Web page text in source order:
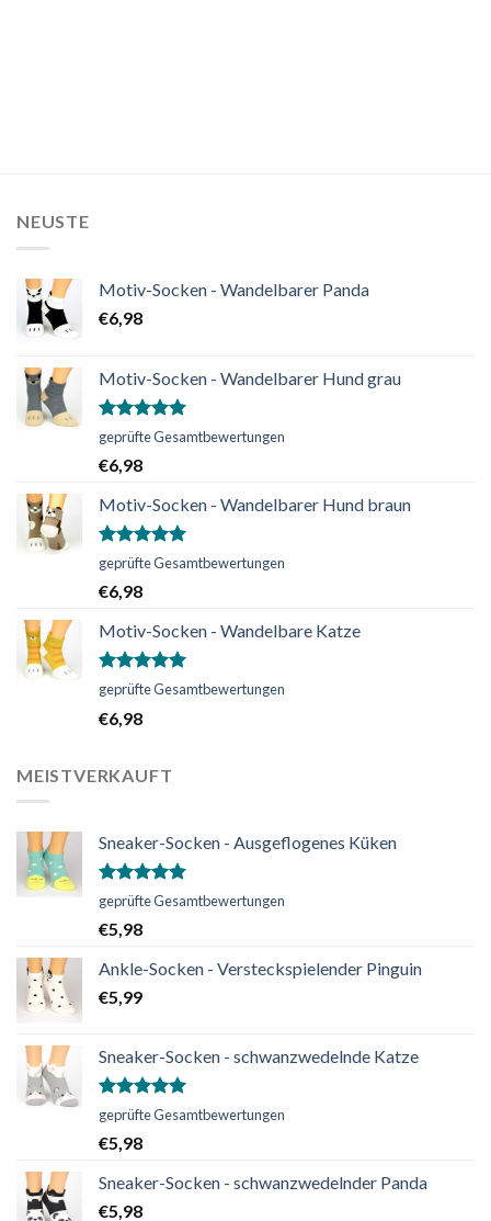
NEUSTE
Motiv-Socken - Wandelbarer Panda
€6,98
Motiv-Socken - Wandelbarer Hund grau
Bewertet
von 5
geprüfte Gesamtbewertungen
€6,98
Motiv-Socken - Wandelbarer Hund braun
Bewertet
von 5
geprüfte Gesamtbewertungen
€6,98
Motiv-Socken - Wandelbare Katze
Bewertet
von 5
geprüfte Gesamtbewertungen
€6,98
MEISTVERKAUFT
Sneaker-Socken - Ausgeflogenes Küken
Bewertet
von 5
geprüfte Gesamtbewertungen
€5,98
Ankle-Socken - Versteckspielender Pinguin
€5,99
Sneaker-Socken - schwanzwedelnde Katze
Bewertet
von 5
geprüfte Gesamtbewertungen
€5,98
Sneaker-Socken - schwanzwedelnder Panda
€5,98